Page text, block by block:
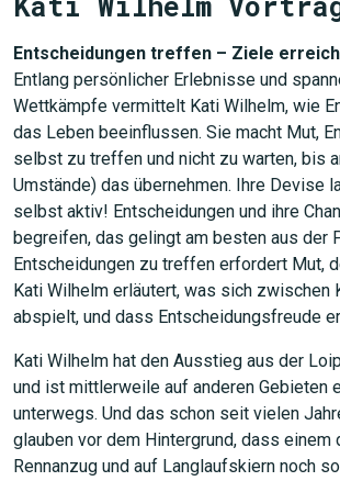
Entscheidungen treffen – Ziele
Entlang persönlicher Erlebnisse und
Wettkämpfe vermittelt Kati Wilhelm, wie
das Leben beeinflussen. Sie macht Mut,
selbst zu treffen und nicht zu warten, bis
Umstände) das übernehmen. Ihre Devise
selbst aktiv! Entscheidungen und ihre
begreifen, das gelingt am besten aus der
Entscheidungen zu treffen erfordert Mut,
Kati Wilhelm erläutert, was sich zwischen
abspielt, und dass Entscheidungsfreude
Kati Wilhelm hat den Ausstieg aus der
und ist mittlerweile auf anderen Gebieten
unterwegs. Und das schon seit vielen
glauben vor dem Hintergrund, dass einem
Rennanzug und auf Langlaufskiern noch